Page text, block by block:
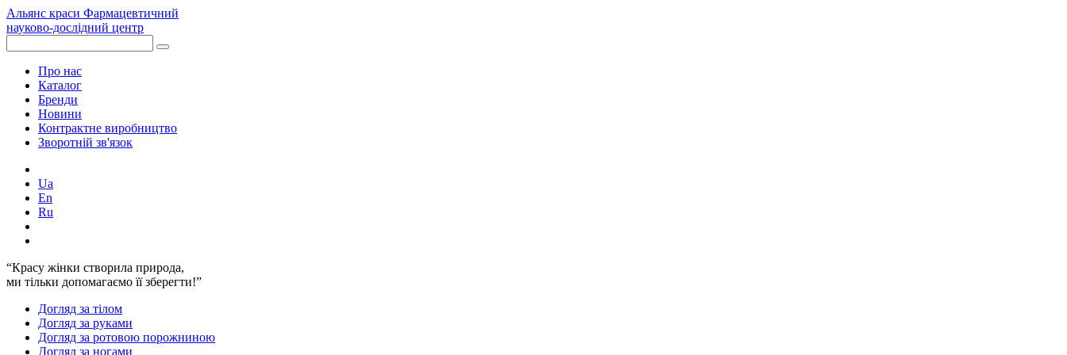
Альянс краси Фармацевтичний
науково-дослідний центр
Про нас
Каталог
Бренди
Новини
Контрактне виробництво
Зворотній зв'язок
Ua
En
Ru
“Красу жінки створила природа,
ми тільки допомагаємо її зберегти!”
Догляд за тілом
Догляд за руками
Догляд за ротовою порожниною
Догляд за ногами